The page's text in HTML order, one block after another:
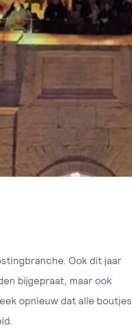
Ook dit jaar
bijgepraat, maar ook
opnieuw dat alle boutjes